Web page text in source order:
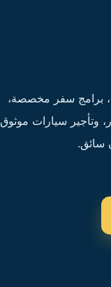
برامج سفر مخصصة،
وتأجير سيارات موثوق
سائق.